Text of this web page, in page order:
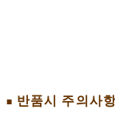
■ 반품시 주의사